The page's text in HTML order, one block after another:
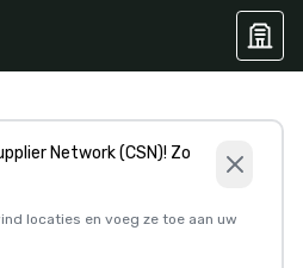
Network (CSN)! Zo
locaties en voeg ze toe aan uw